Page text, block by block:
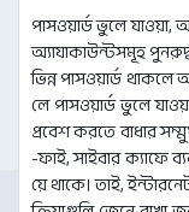
পাসওয়ার্ড ভুলে যাওয়া,
অ্যাকাউন্টসমূহ
ভিন্ন পাসওয়ার্ড
লে পাসওয়ার্ড ভুলে
প্রবেশ করতে বাধার
-ফাই, সাইবার ক্যাফে
য়ে থাকে। তাই,